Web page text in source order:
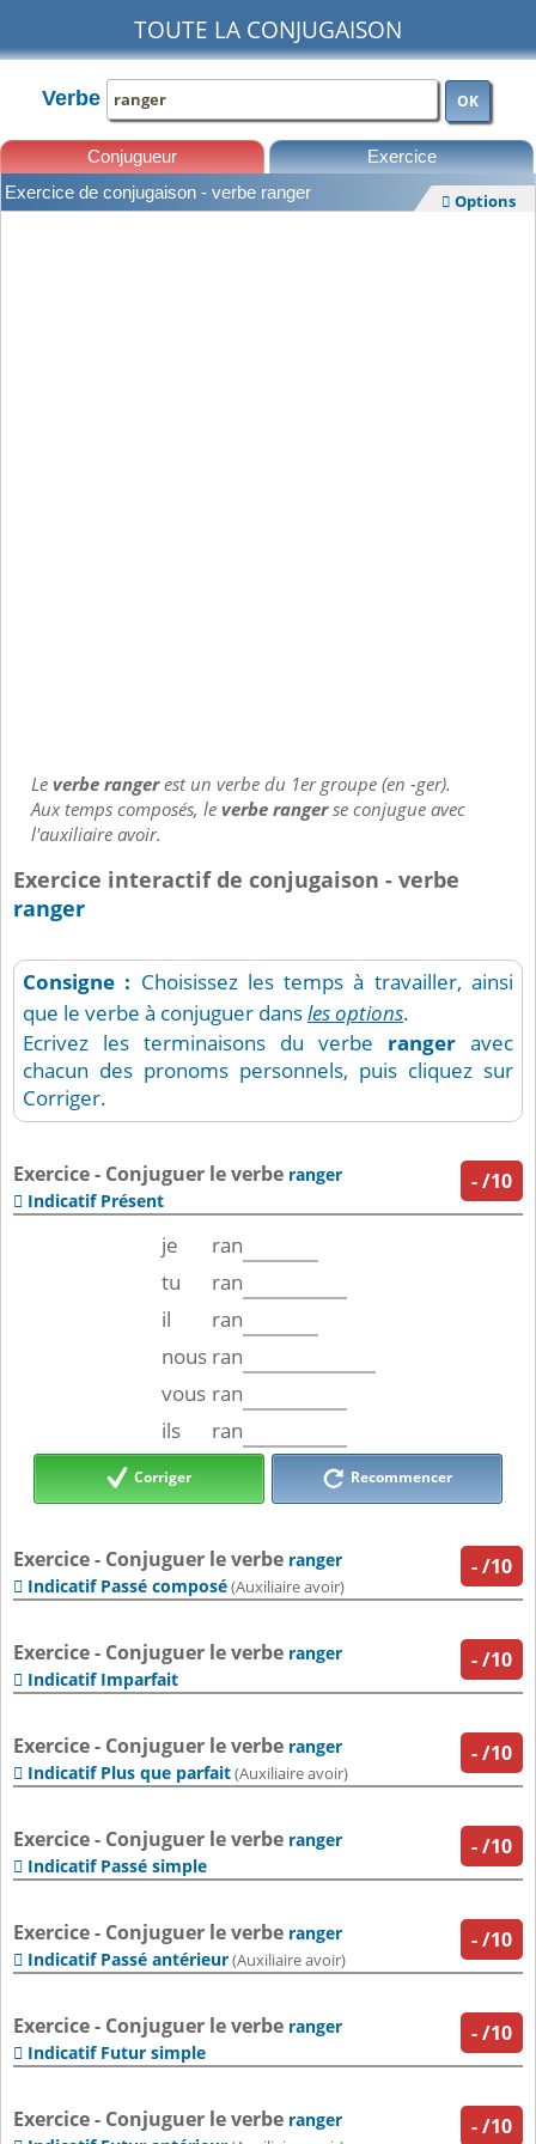
TOUTE LA CONJUGAISON
Verbe OK
Conjugueur Exercice
Exercice de conjugaison - verbe ranger  Options
Leverbe rangerest un verbe du 1er groupe (en -ger).
Aux temps composés, leverbe rangerse conjugue avec
l'auxiliaire avoir.
Exercice interactif de conjugaison - verbe
ranger
Consigne : Choisissez les temps à travailler, ainsi
que le verbe à conjuguer dansles options.
Ecrivez les terminaisons du verbe ranger avec
chacun des pronoms personnels, puis cliquez sur
Corriger.
-/10
Exercice - Conjuguer le verbe ranger
 Indicatif Présent
je
ran
tu
ran
il
ran
nous ran
vous ran
ils
ran
Corriger Recommencer
-/10
Exercice - Conjuguer le verbe ranger
 Indicatif Passé composé(Auxiliaire avoir)
-/10
Exercice - Conjuguer le verbe ranger
 Indicatif Imparfait
-/10
Exercice - Conjuguer le verbe ranger
 Indicatif Plus que parfait(Auxiliaire avoir)
-/10
Exercice - Conjuguer le verbe ranger
 Indicatif Passé simple
-/10
Exercice - Conjuguer le verbe ranger
 Indicatif Passé antérieur(Auxiliaire avoir)
-/10
Exercice - Conjuguer le verbe ranger
 Indicatif Futur simple
-/10
Exercice - Conjuguer le verbe ranger